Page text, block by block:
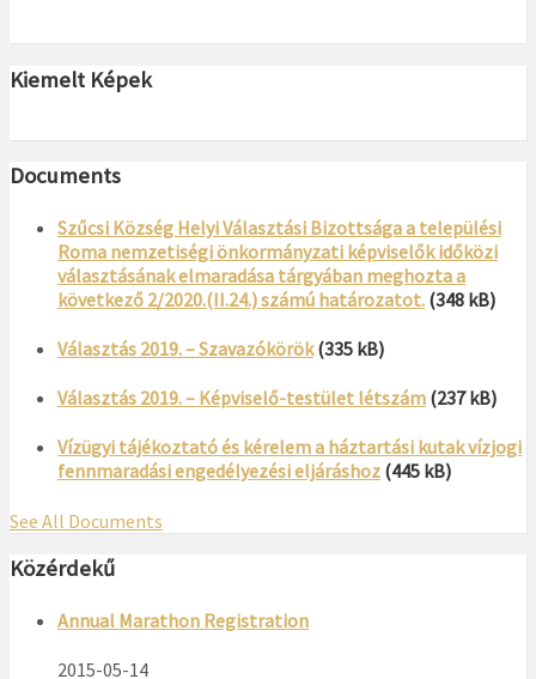
Kiemelt Képek
Documents
Szűcsi Község Helyi Választási Bizottsága a települési
Roma nemzetiségi önkormányzati képviselők időközi
választásának elmaradása tárgyában meghozta a
következő 2/2020.(II.24.) számú határozatot. (348 kB)
Választás 2019. – Szavazókörök (335 kB)
Választás 2019. – Képviselő-testület létszám (237 kB)
Vízügyi tájékoztató és kérelem a háztartási kutak vízjogi
fennmaradási engedélyezési eljáráshoz (445 kB)
See All Documents
Közérdekű
Annual Marathon Registration
2015-05-14